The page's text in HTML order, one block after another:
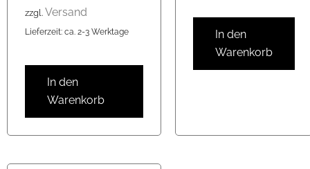
zzgl. Versand
Lieferzeit: ca. 2-3 Werktage
In den
Warenkorb
In den
Warenkorb